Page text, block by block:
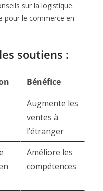
sur la logistique.
pour le commerce en
soutiens :
Bénéfice
Augmente les
ventes à
l’étranger
Améliore les
compétences